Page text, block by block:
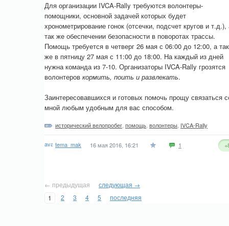
Для организации IVCA-Rally требуются волонтеры-
помощники, основной задачей которых будет
хронометрирование гонок (отсечки, подсчет кругов и т.д.),
так же обеспечении безопасности в поворотах трассы.
Помощь требуется в четверг 26 мая с 06:00 до 12:00, а так
же в пятницу 27 мая с 11:00 до 18:00. На каждый из дней
нужна команда из 7-10. Организаторы IVCA-Rally грозятся
волонтеров кормить, поить и развлекать.
Заинтересовавшихся и готовых помочь прощу связаться
мной любым удобным для вас способом.
исторический велопробег помощь волонтеры IVCA-Rally
tema_mak 16 мая 2016, 16:21 1
← предыдущая
следующая →
1
2 3 4 5 последняя